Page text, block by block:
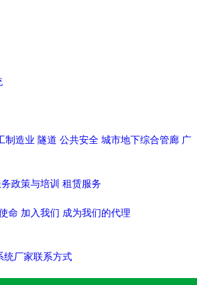
制造业 隧道 公共安全 城市地下综合管廊 广
政策与培训 租赁服务
命 加入我们 成为我们的代理